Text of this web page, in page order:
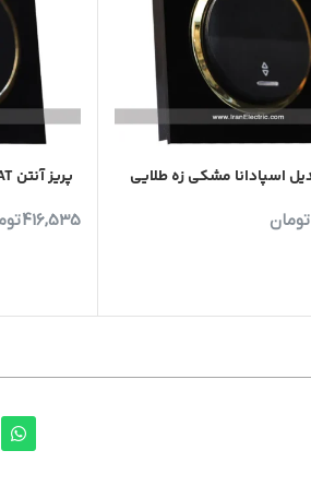
اسپادانا مشکی زه طلایی
تومان
پریز آنتن SAT اسپادانا مشکی زه طلایی
416,535